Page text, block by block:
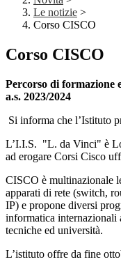
Le notizie >
Corso CISCO
Corso CISCO
Percorso di formazione
a.s. 2023/2024
Si informa che l’Istituto
L’I.I.S. "L. da Vinci" è
ad erogare Corsi Cisco
CISCO è multinazionale
apparati di rete (switch,
IP) e propone diversi
informatica internazionali
tecniche ed università.
L’istituto offre da fine